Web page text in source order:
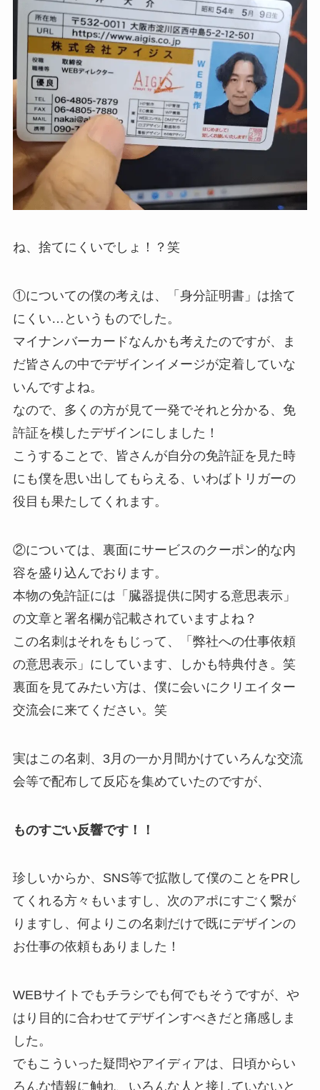
ね、捨てにくいでしょ！？笑
①についての僕の考えは、「身分証明書」は捨て
にくい…というものでした。
マイナンバーカードなんかも考えたのですが、ま
だ皆さんの中でデザインイメージが定着していな
いんですよね。
なので、多くの方が見て一発でそれと分かる、免
許証を模したデザインにしました！
こうすることで、皆さんが自分の免許証を見た時
にも僕を思い出してもらえる、いわばトリガーの
役目も果たしてくれます。
②については、裏面にサービスのクーポン的な内
容を盛り込んでおります。
本物の免許証には「臓器提供に関する意思表示」
の文章と署名欄が記載されていますよね？
この名刺はそれをもじって、「弊社への仕事依頼
の意思表示」にしています、しかも特典付き。笑
裏面を見てみたい方は、僕に会いにクリエイター
交流会に来てください。笑
実はこの名刺、3月の一か月間かけていろんな交流
会等で配布して反応を集めていたのですが、
ものすごい反響です！！
珍しいからか、SNS等で拡散して僕のことをPRし
てくれる方々もいますし、次のアポにすごく繋が
りますし、何よりこの名刺だけで既にデザインの
お仕事の依頼もありました！
WEBサイトでもチラシでも何でもそうですが、や
はり目的に合わせてデザインすべきだと痛感しま
した。
でもこういった疑問やアイディアは、日頃からい
ろんな情報に触れ、いろんな人と接していないと